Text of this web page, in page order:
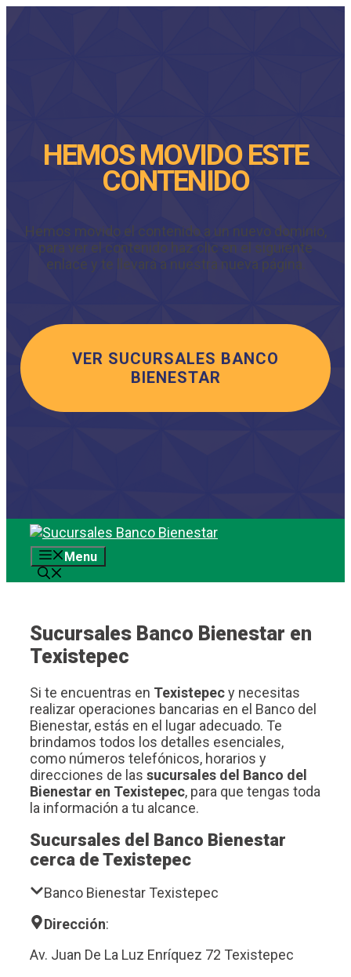
HEMOS MOVIDO ESTE
CONTENIDO
Hemos movido el contenido a un nuevo dominio,
para ver el contenido haz clic en el siguiente
enlace y te llevará a nuestra nueva página.
VER SUCURSALES BANCO
BIENESTAR
Saltar
contenidoMenu
Sucursales Banco Bienestar en
Texistepec
Si te encuentras en Texistepecy necesitas
realizar operaciones bancarias en el Banco del
Bienestar, estás en el lugar adecuado. Te
brindamos todos los detalles esenciales,
como números telefónicos, horarios y
direcciones de las sucursales del Banco del
Bienestar en Texistepec, para que tengas toda
la información a tu alcance.
Sucursales del Banco Bienestar
cerca de Texistepec
Banco Bienestar Texistepec
Dirección:
Av. Juan De La Luz Enríquez 72 Texistepec